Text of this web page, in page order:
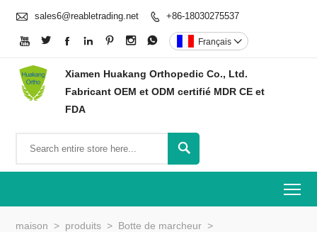
 sales6@reabletrading.net  +86-18030275537
       Français 
Xiamen Huakang Orthopedic Co., Ltd.
Fabricant OEM et ODM certifié MDR CE et
FDA

maison > produits > Botte de marcheur >